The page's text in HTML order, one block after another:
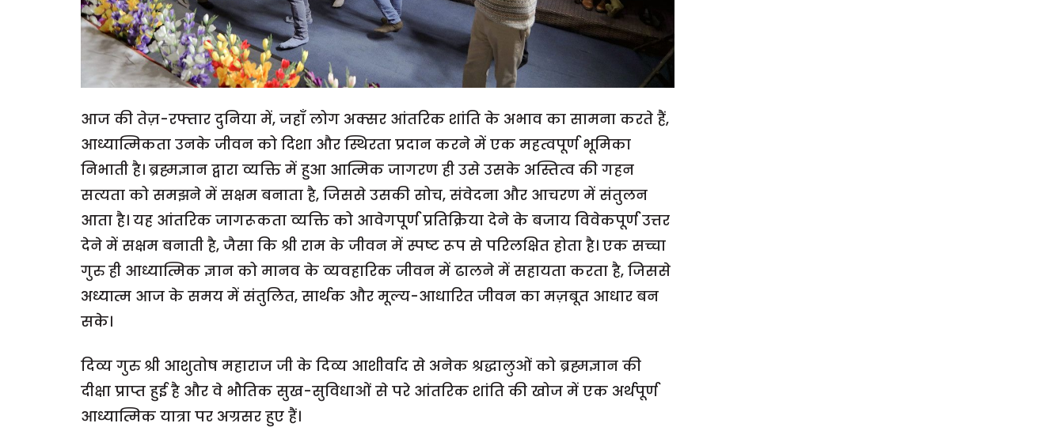
आज की तेज़-रफ्तार दुनिया में, जहाँ लोग अक्सर आंतरिक शांति के अभाव का सामना करते हैं,
आध्यात्मिकता उनके जीवन को दिशा और स्थिरता प्रदान करने में एक महत्वपूर्ण भूमिका
निभाती है। ब्रह्मज्ञान द्वारा व्यक्ति में हुआ आत्मिक जागरण ही उसे उसके अस्तित्व की गहन
सत्यता को समझने में सक्षम बनाता है, जिससे उसकी सोच, संवेदना और आचरण में संतुलन
आता है। यह आंतरिक जागरूकता व्यक्ति को आवेगपूर्ण प्रतिक्रिया देने के बजाय विवेकपूर्ण उत्तर
देने में सक्षम बनाती है, जैसा कि श्री राम के जीवन में स्पष्ट रूप से परिलक्षित होता है। एक सच्चा
गुरु ही आध्यात्मिक ज्ञान को मानव के व्यवहारिक जीवन में ढालने में सहायता करता है, जिससे
अध्यात्म आज के समय में संतुलित, सार्थक और मूल्य-आधारित जीवन का मज़बूत आधार बन
सके।
दिव्य गुरु श्री आशुतोष महाराज जी के दिव्य आशीर्वाद से अनेक श्रद्धालुओं को ब्रह्मज्ञान की
दीक्षा प्राप्त हुई है और वे भौतिक सुख-सुविधाओं से परे आंतरिक शांति की खोज में एक अर्थपूर्ण
आध्यात्मिक यात्रा पर अग्रसर हुए हैं।